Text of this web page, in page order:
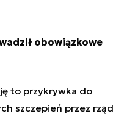
obowiązkowe
to przykrywka do
szczepień przez rząd